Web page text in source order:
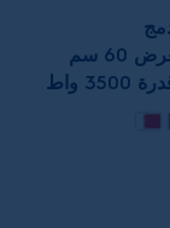
AquaClean بعرض 60 سم